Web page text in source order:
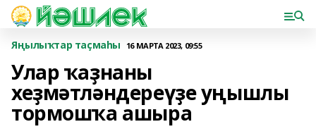
Яңылыҡтар таҫмаһы 16 МАРТА 2023, 09:55
Улар ҡаҙнаны
хеҙмәтләндереүҙе уңышлы
тормошҡа ашыра